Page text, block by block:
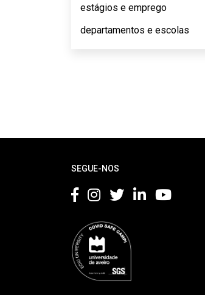
estágios e emprego
departamentos e escolas
SEGUE-NOS